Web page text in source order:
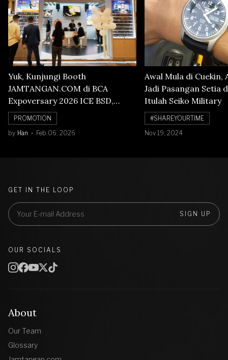
Yuk, Kunjungi Booth
JAMTANGAN.COM di BCA
Expoversary 2026 ICE BSD,
Banyak Diskon Jam Tangan,
Cuma Sampai 8 Februari!
PROMOTION
by Han Feb 06, 2026
Awal Mula di Cuekin,
Jadi Pasangan Setia
Itulah Seiko Military
#SHAREYOURTIME
Nov 19, 2024
About
Our Team
Glossary
GET IN THE LOOP
SIGN UP
OUR SOCIALS